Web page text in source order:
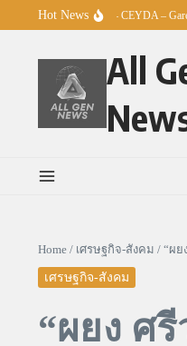
Skip to content
Hot News
BE NUMBER ONE – CEYDA –
All
Home / เศรษฐกิจ-สังคม / “ผย
เศรษฐกิจ-สังคม
“ผยง ศ